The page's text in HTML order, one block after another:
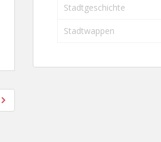
Stadtgeschichte
Stadtwappen